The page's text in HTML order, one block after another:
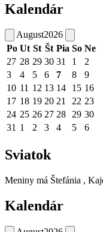
Kalendár
August2026
Po Ut St Št Pia So Ne
27 28 29 30 31 1
2
3
4 5 6 7 8
9
10 11 12 13 14 15 16
17 18 19 20 21 22 23
24 25 26 27 28 29 30
31 1 2 3 4 5 6
Sviatok
Meniny má Štefánia ,
Kalendár